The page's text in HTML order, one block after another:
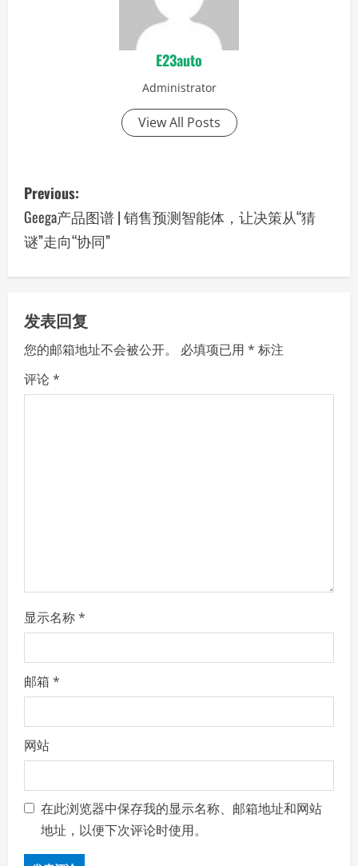
E23auto
Administrator
View All Posts
P
o
s
t
n
a
v
o
n
Previous:
Geega产品图谱 | 销售预测智能体，让决策从“猜
谜”走向“协同”
发表回复
您的邮箱地址不会被公开。 必填项已用 * 标注
评论*
显示名称*
邮箱 *
网站
在此浏览器中保存我的显示名称、邮箱地址和网站
地址，以便下次评论时使用。